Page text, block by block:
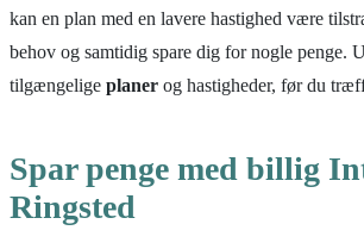
kan en plan med en lavere hastighed være
behov og samtidig spare dig for nogle penge.
tilgængelige planer og hastigheder, før du
Spar penge med billig
Ringsted